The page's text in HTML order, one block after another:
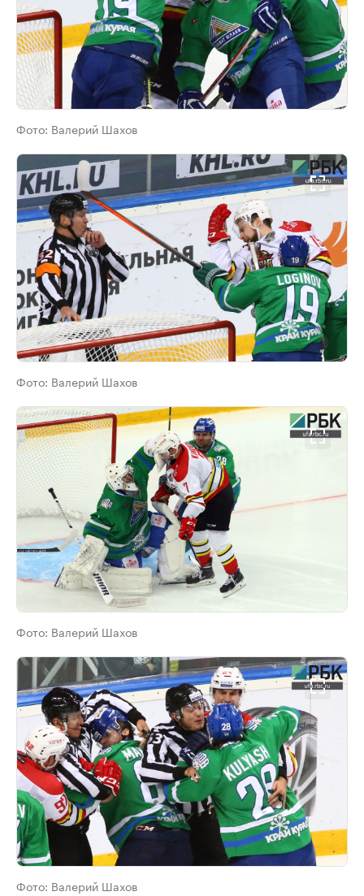
Фото: Валерий Шахов
Фото: Валерий Шахов
Фото: Валерий Шахов
Фото: Валерий Шахов